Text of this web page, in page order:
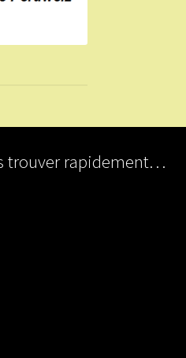
trouver rapidement…